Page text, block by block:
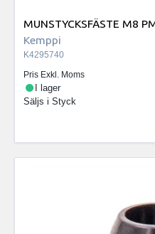
MUNSTYCKSFÄSTE M8
Kemppi
K4295740
Pris Exkl. Moms
I lager
Säljs i Styck